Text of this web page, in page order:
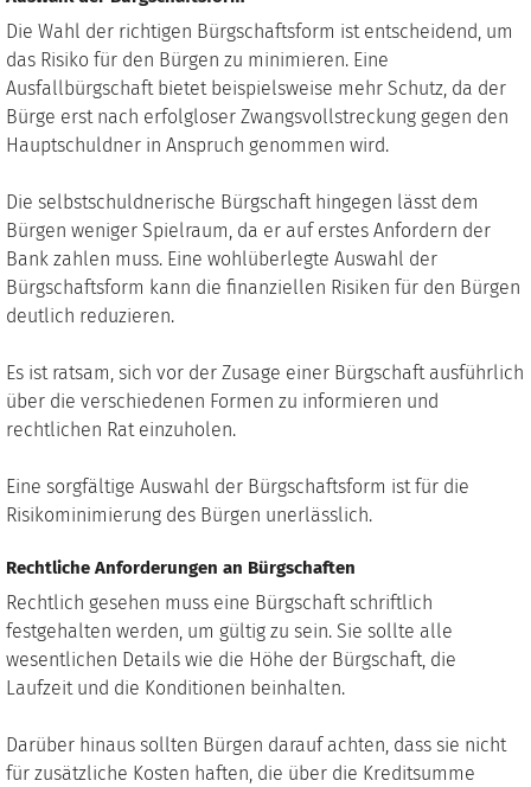
Die Wahl der richtigen Bürgschaftsform ist entscheidend, um
das Risiko für den Bürgen zu minimieren. Eine
Ausfallbürgschaft bietet beispielsweise mehr Schutz, da der
Bürge erst nach erfolgloser Zwangsvollstreckung gegen den
Hauptschuldner in Anspruch genommen wird.
Die selbstschuldnerische Bürgschaft hingegen lässt dem
Bürgen weniger Spielraum, da er auf erstes Anfordern der
Bank zahlen muss. Eine wohlüberlegte Auswahl der
Bürgschaftsform kann die finanziellen Risiken für den Bürgen
deutlich reduzieren.
Es ist ratsam, sich vor der Zusage einer Bürgschaft ausführlich
über die verschiedenen Formen zu informieren und
rechtlichen Rat einzuholen.
Eine sorgfältige Auswahl der Bürgschaftsform ist für die
Risikominimierung des Bürgen unerlässlich.
Rechtliche Anforderungen an Bürgschaften
Rechtlich gesehen muss eine Bürgschaft schriftlich
festgehalten werden, um gültig zu sein. Sie sollte alle
wesentlichen Details wie die Höhe der Bürgschaft, die
Laufzeit und die Konditionen beinhalten.
Darüber hinaus sollten Bürgen darauf achten, dass sie nicht
für zusätzliche Kosten haften, die über die Kreditsumme